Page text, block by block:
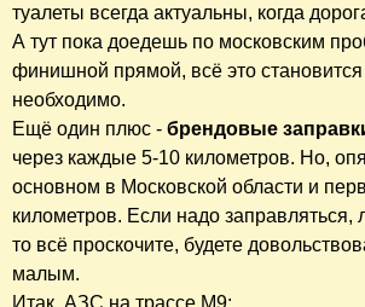
туалеты всегда актуальны, когда
А тут пока доедешь по московским
финишной прямой, всё это
необходимо.
Ещё один плюс - брендовые
через каждые 5-10 километров. Но,
основном в Московской области и
километров. Если надо заправляться,
то всё проскочите, будете
малым.
Итак, АЗС на трассе М9: